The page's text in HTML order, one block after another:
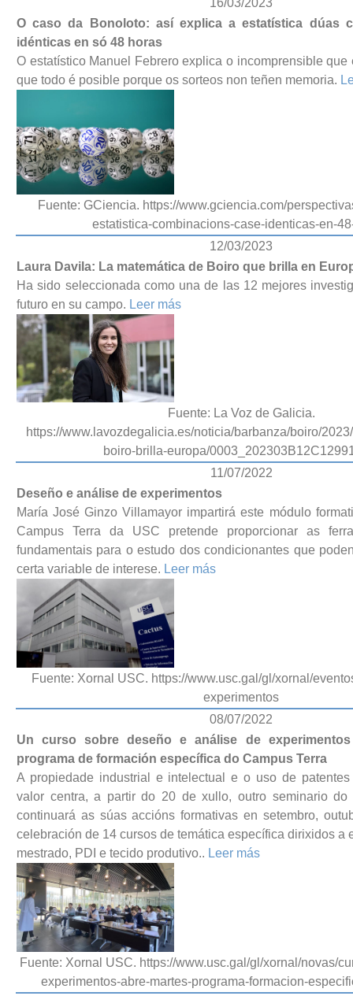
16/03/2023
O caso da Bonoloto: así explica a estatística dúas
idénticas en só 48 horas
O estatístico Manuel Febrero explica o incomprensible que
que todo é posible porque os sorteos non teñen memoria.
Fuente: GCiencia. https://www.gciencia.com/
estatistica-combinacions-case-identicas-en-
12/03/2023
Laura Davila: La matemática de Boiro que brilla en
Ha sido seleccionada como una de las 12 mejores
futuro en su campo. Leer más
Fuente: La Voz de Galicia.
https://www.lavozdegalicia.es/noticia/barbanza/boiro/
boiro-brilla-europa/
11/07/2022
Deseño e análise de experimentos
María José Ginzo Villamayor impartirá este módulo
Campus Terra da USC pretende proporcionar as
fundamentais para o estudo dos condicionantes que
certa variable de interese. Leer más
Fuente: Xornal USC. https://www.usc.gal/gl/xornal/
experimentos
08/07/2022
Un curso sobre deseño e análise de
programa de formación específica do Campus Terra
A propiedade industrial e intelectual e o uso de
valor centra, a partir do 20 de xullo, outro seminario do
continuará as súas accións formativas en setembro,
celebración de 14 cursos de temática específica dirixidos a
mestrado, PDI e tecido produtivo.. Leer más
Fuente: Xornal USC. https://www.usc.gal/gl/xornal/novas/
experimentos-abre-martes-programa-formacion-